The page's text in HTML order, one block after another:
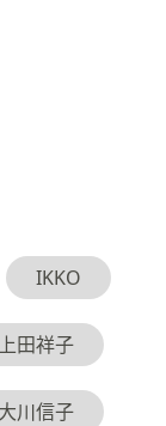
IKKO
上田祥子
大川信子